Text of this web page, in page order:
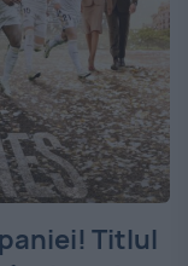
Titlul